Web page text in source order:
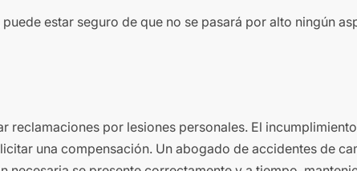
estar seguro de que no se pasará por alto ningún
reclamaciones por lesiones personales. El
una compensación. Un abogado de accidentes de